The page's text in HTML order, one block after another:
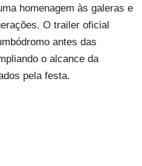
homenagem às galeras e
O trailer oficial
antes das
o alcance da
pela festa.